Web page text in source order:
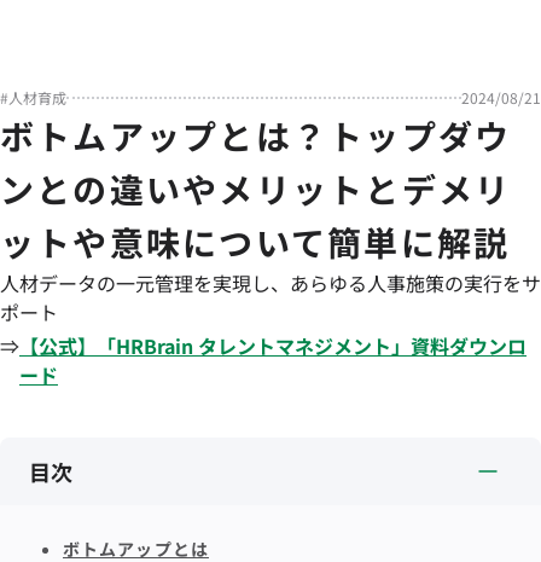
#人材育成 2024/08/21
ボトムアップとは？トップダウ
ンとの違いやメリットとデメリ
ットや意味について簡単に解説
人材データの一元管理を実現し、あらゆる人事施策の実行をサ
ポート
⇒ 【公式】「HRBrain タレントマネジメント」資料ダウンロ
ード
目次
ボトムアップとは